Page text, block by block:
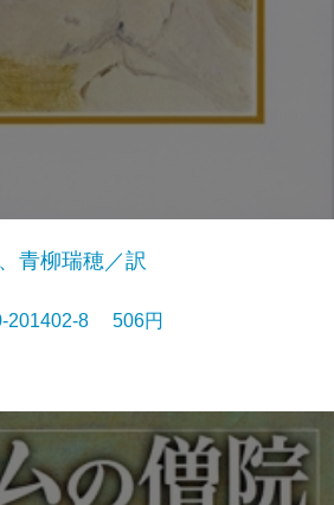
青柳瑞穂／訳
201402-8 506円